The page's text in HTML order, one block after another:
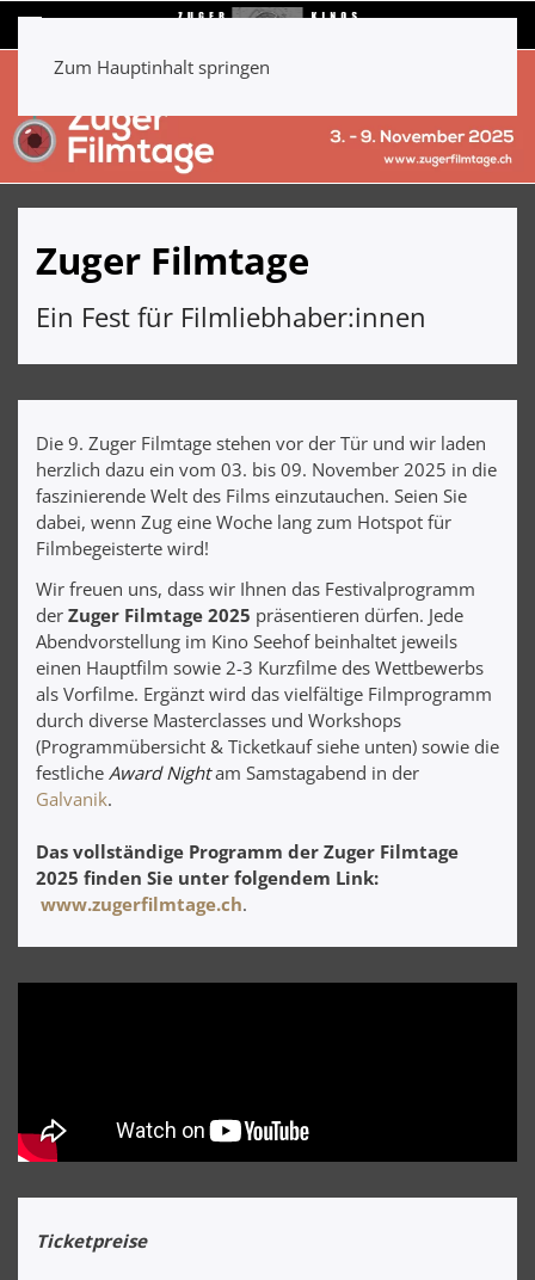
Zum Hauptinhalt springen
Zuger Filmtage
Ein Fest für Filmliebhaber:innen
Die 9. Zuger Filmtage stehen vor der Tür und wir laden
herzlich dazu ein vom 03. bis 09. November 2025 in die
faszinierende Welt des Films einzutauchen. Seien Sie
dabei, wenn Zug eine Woche lang zum Hotspot für
Filmbegeisterte wird!
Wir freuen uns, dass wir Ihnen das Festivalprogramm
der Zuger Filmtage 2025 präsentieren dürfen. Jede
Abendvorstellung im Kino Seehof beinhaltet jeweils
einen Hauptfilm sowie 2-3 Kurzfilme des Wettbewerbs
als Vorfilme. Ergänzt wird das vielfältige Filmprogramm
durch diverse Masterclasses und Workshops
(Programmübersicht & Ticketkauf siehe unten) sowie die
festliche Award Nightam Samstagabend in der
Galvanik.
Das vollständige Programm der Zuger Filmtage
2025 finden Sie unter folgendem Link:
www.zugerfilmtage.ch.
Ticketpreise